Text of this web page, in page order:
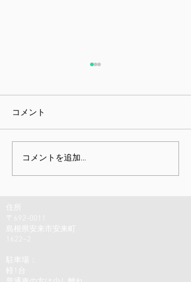
課題指向型訓練雑感
コメント
コメントを追加…
住所
島根県安来市安来町
駐車場：
軽1台